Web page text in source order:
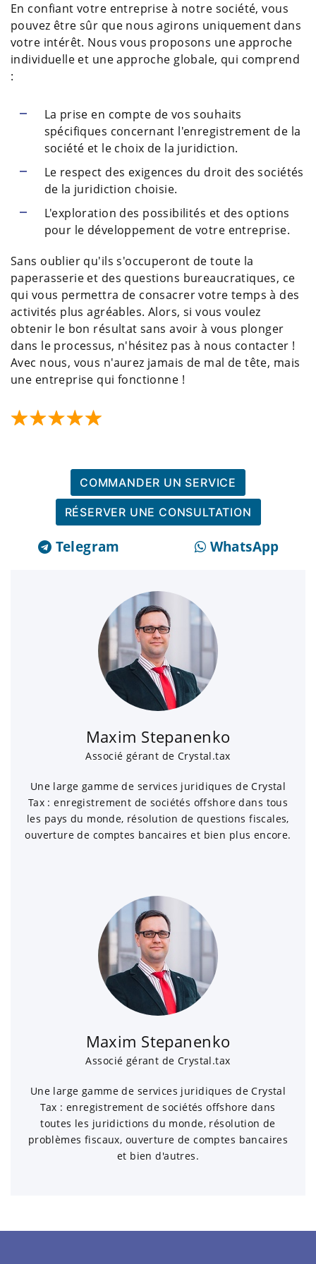
En confiant votre entreprise à notre société, vous
pouvez être sûr que nous agirons uniquement dans
votre intérêt. Nous vous proposons une approche
individuelle et une approche globale, qui comprend
:
La prise en compte de vos souhaits
spécifiques concernant l'enregistrement de la
société et le choix de la juridiction.
Le respect des exigences du droit des sociétés
de la juridiction choisie.
L'exploration des possibilités et des options
pour le développement de votre entreprise.
Sans oublier qu'ils s'occuperont de toute la
paperasserie et des questions bureaucratiques, ce
qui vous permettra de consacrer votre temps à des
activités plus agréables. Alors, si vous voulez
obtenir le bon résultat sans avoir à vous plonger
dans le processus, n'hésitez pas à nous contacter !
Avec nous, vous n'aurez jamais de mal de tête, mais
une entreprise qui fonctionne !
COMMANDER UN SERVICE
RÉSERVER UNE CONSULTATION
Telegram WhatsApp
Maxim Stepanenko
Associé gérant de Crystal.tax
Une large gamme de services juridiques de Crystal
Tax : enregistrement de sociétés offshore dans tous
les pays du monde, résolution de questions fiscales,
ouverture de comptes bancaires et bien plus encore.
Maxim Stepanenko
Associé gérant de Crystal.tax
Une large gamme de services juridiques de Crystal
Tax : enregistrement de sociétés offshore dans
toutes les juridictions du monde, résolution de
problèmes fiscaux, ouverture de comptes bancaires
et bien d'autres.